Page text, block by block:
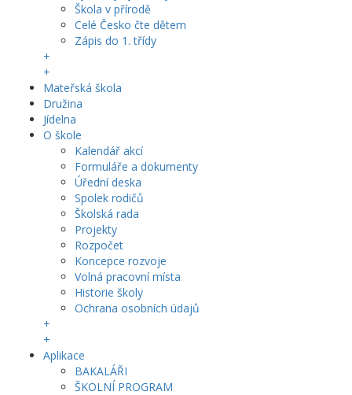
Škola v přírodě
Celé Česko čte dětem
Zápis do 1. třídy
+
+
Mateřská škola
Družina
Jídelna
O škole
Kalendář akcí
Formuláře a dokumenty
Úřední deska
Spolek rodičů
Školská rada
Projekty
Rozpočet
Koncepce rozvoje
Volná pracovní místa
Historie školy
Ochrana osobních údajů
+
+
Aplikace
BAKALÁŘI
ŠKOLNÍ PROGRAM